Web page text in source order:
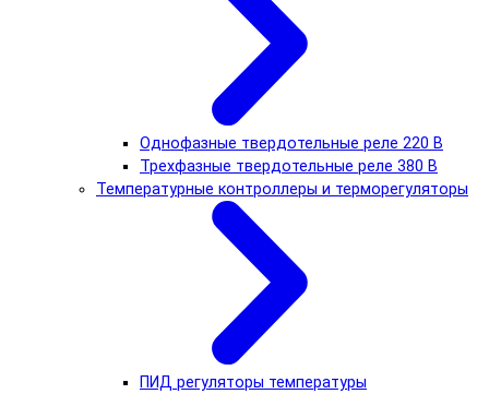
Однофазные твердотельные реле 220 В
Трехфазные твердотельные реле 380 В
Температурные контроллеры и терморегуляторы
ПИД регуляторы температуры